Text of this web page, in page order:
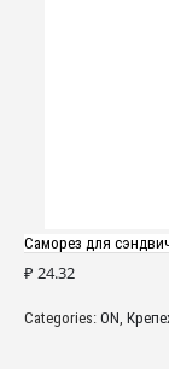
Саморез для
₽ 24.32
Categories: ON